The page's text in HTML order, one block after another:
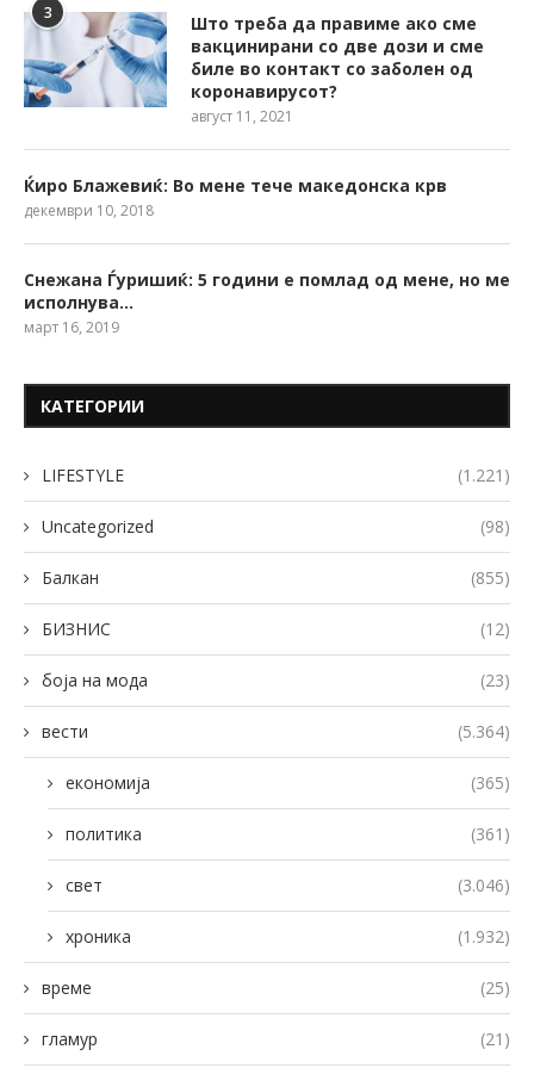
3
Што треба да правиме ако сме
вакцинирани со две дози и сме
биле во контакт со заболен од
коронавирусот?
август 11, 2021
Ќиро Блажевиќ: Во мене тече македонска крв
декември 10, 2018
Снежана Ѓуришиќ: 5 години е помлад од мене, но ме
исполнува…
март 16, 2019
КАТЕГОРИИ
LIFESTYLE (1.221)
Uncategorized (98)
Балкан (855)
БИЗНИС (12)
боја на мода (23)
вести (5.364)
економија (365)
политика (361)
свет (3.046)
хроника (1.932)
време (25)
гламур (21)